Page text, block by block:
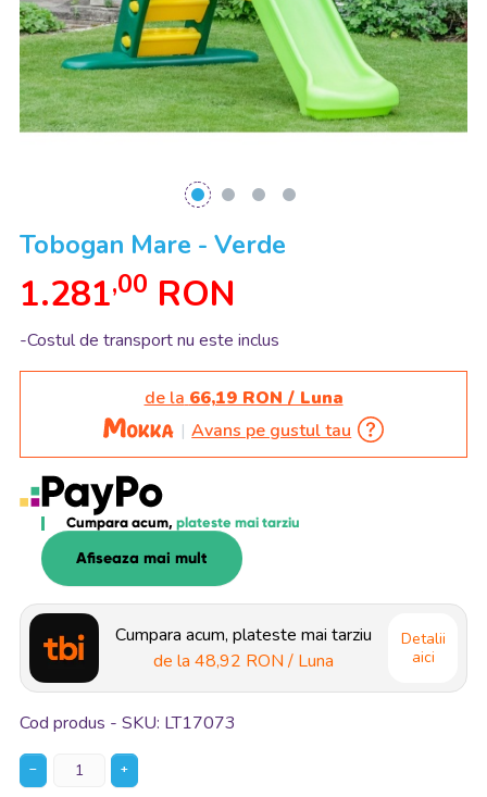
Tobogan Mare - Verde
1.281,00 RON
-Costul de transport nu este inclus
de la 66,19 RON / Luna
Avans pe gustul tau
Cumpara acum, plateste mai tarziu
Afiseaza mai mult
Cumpara acum, plateste mai tarziu
de la 48,92 RON / Luna
Detalii
aici
Cod produs - SKU LT17073
− +